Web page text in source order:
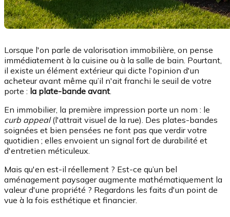
Lorsque l'on parle de valorisation immobilière, on pense
immédiatement à la cuisine ou à la salle de bain. Pourtant,
il existe un élément extérieur qui dicte l'opinion d'un
acheteur avant même qu’il n'ait franchi le seuil de votre
porte : la plate-bande avant.
En immobilier, la première impression porte un nom : le
curb appeal(l'attrait visuel de la rue). Des plates-bandes
soignées et bien pensées ne font pas que verdir votre
quotidien ; elles envoient un signal fort de durabilité et
d'entretien méticuleux.
Mais qu'en est-il réellement ? Est-ce qu’un bel
aménagement paysager augmente mathématiquement la
valeur d'une propriété ? Regardons les faits d'un point de
vue à la fois esthétique et financier.